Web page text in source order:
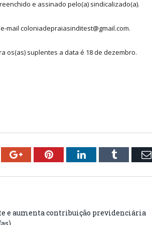
e assinado pelo(a) sindicalizado(a).
mail coloniadepraiasinditest@gmail.com.
os(as) suplentes a data é 18 de dezembro.
Google+PinterestLinkedInTumblr
e aumenta contribuição previdenciária